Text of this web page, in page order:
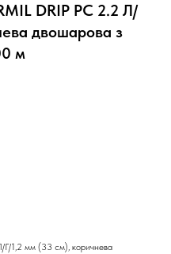
DRIP PC 2.2 Л/
двошарова з
м
Г/1,2 мм (33 см), коричнева